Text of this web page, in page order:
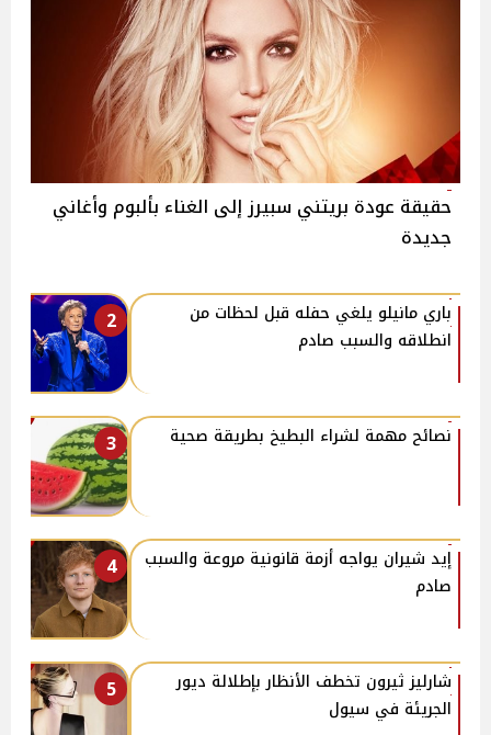
حقيقة عودة بريتني سبيرز إلى الغناء بألبوم وأغاني
جديدة
2
باري مانيلو يلغي حفله قبل لحظات من
انطلاقه والسبب صادم
3 نصائح مهمة لشراء البطيخ بطريقة صحية
4
إيد شيران يواجه أزمة قانونية مروعة والسبب
صادم
5
شارليز ثيرون تخطف الأنظار بإطلالة ديور
الجريئة في سيول